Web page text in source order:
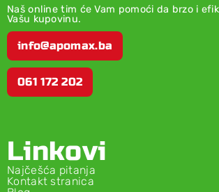
Naš online tim će Vam pomoći da brzo i
Vašu kupovinu.
info@apomax.ba
061 172 202
Linkovi
Najčešća pitanja
Kontakt stranica